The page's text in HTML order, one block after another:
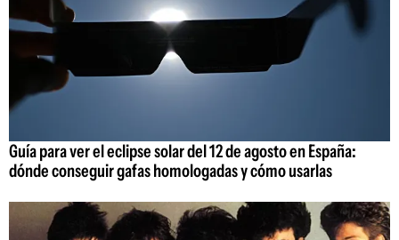
Guía para ver el eclipse solar del 12 de agosto en España:
dónde conseguir gafas homologadas y cómo usarlas